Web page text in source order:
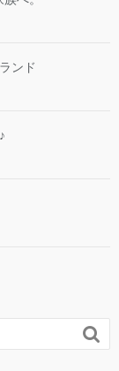
ンド
